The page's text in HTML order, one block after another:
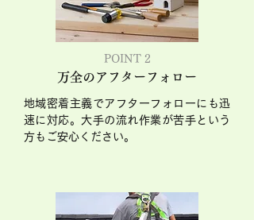
POINT 2
万全のアフターフォロー
地域密着主義でアフターフォローにも迅
速に対応。大手の流れ作業が苦手という
方もご安心ください。